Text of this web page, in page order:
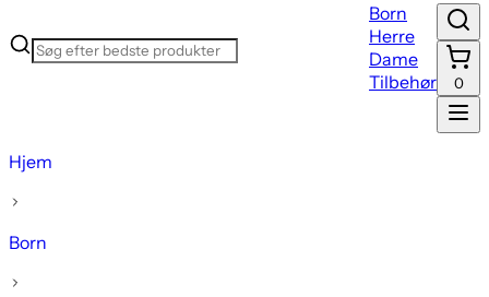
Born
Herre
Dame
Tilbehør
0
Hjem
Born